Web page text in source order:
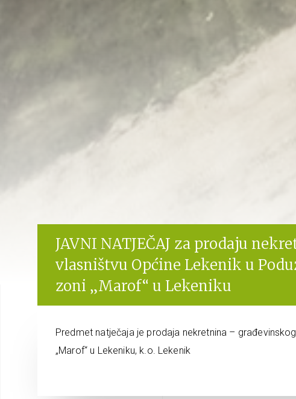
JAVNI NATJEČAJ za prodaju
vlasništvu Općine Lekenik u
zoni „Marof“ u Lekeniku
Predmet natječaja je prodaja nekretnina –
„Marof“ u Lekeniku, k.o. Lekenik